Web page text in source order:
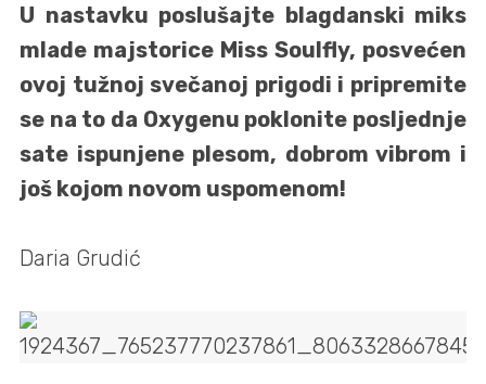
U nastavku poslušajte blagdanski miks
mlade majstorice Miss Soulfly, posvećen
ovoj tužnoj svečanoj prigodi i pripremite
se na to da Oxygenu poklonite posljednje
sate ispunjene plesom, dobrom vibrom i
još kojom novom uspomenom!
Daria Grudić